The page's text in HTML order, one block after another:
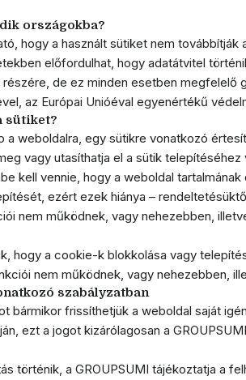
országokba?
hogy a használt sütiket nem továbbítják
előfordulhat, hogy adatátvitel
de ez minden esetben megfelelő
az Európai Unióéval egyenértékű
sütiket?
a weboldalra, egy sütikre vonatkozó
vagy utasíthatja el a sütik telepítéséhez
kell vennie, hogy a weboldal
ezért ezek hiánya –
nem működnek, vagy nehezebben,
hogy a cookie-k blokkolása vagy
nem működnek, vagy nehezebben,
szabályzatban
bármikor frissíthetjük a weboldal saját
ezt a jogot kizárólagosan a
történik, a GROUPSUMI tájékoztatja a